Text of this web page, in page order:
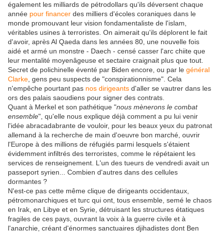
également les milliards de pétrodollars qu'ils déversent chaque
année pour financer des milliers d'écoles coraniques dans le
monde promouvant leur vision fondamentaliste de l'islam,
véritables usines à terroristes. On aimerait qu'ils déplorent le fait
d'avoir, après Al Qaeda dans les années 80, une nouvelle fois
aidé et armé un monstre - Daech - censé casser l'arc chiite que
leur mentalité moyenâgeuse et sectaire craignait plus que tout.
Secret de polichinelle éventé par Biden encore, ou par le général
Clarke , gens peu suspects de "conspirationnisme". Cela
n'empêche pourtant pas nos dirigeants d'aller se vautrer dans les
ors des palais saoudiens pour signer des contrats.
Quant à Merkel et son pathétique "nous mènerons le combat
ensemble", qu'elle nous explique déjà comment a pu lui venir
l'idée abracadabrante de vouloir, pour les beaux yeux du patronat
allemand à la recherche de main d'oeuvre bon marché, ouvrir
l'Europe à des millions de réfugiés parmi lesquels s'étaient
évidemment infiltrés des terroristes, comme le répétaient les
services de renseignement. L'un des tueurs de vendredi avait un
passeport syrien... Combien d'autres dans des cellules
dormantes ?
N'est-ce pas cette même clique de dirigeants occidentaux,
pétromonarchiques et turc qui ont, tous ensemble, semé le chaos
en Irak, en Libye et en Syrie, détruisant les structures étatiques
fragiles de ces pays, ouvrant la voix à la guerre civile et à
l'anarchie, créant d'énormes sanctuaires djihadistes dont Ben